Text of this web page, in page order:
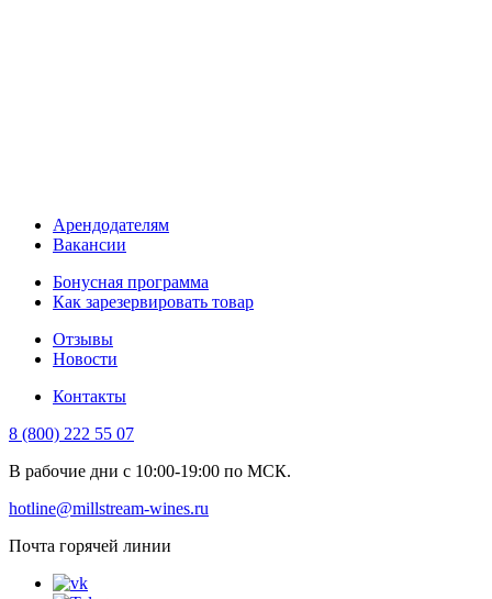
Арендодателям
Вакансии
Бонусная программа
Как зарезервировать товар
Отзывы
Новости
Контакты
8 (800) 222 55 07
В рабочие дни с 10:00-19:00 по МСК.
hotline@millstream-wines.ru
Почта горячей линии